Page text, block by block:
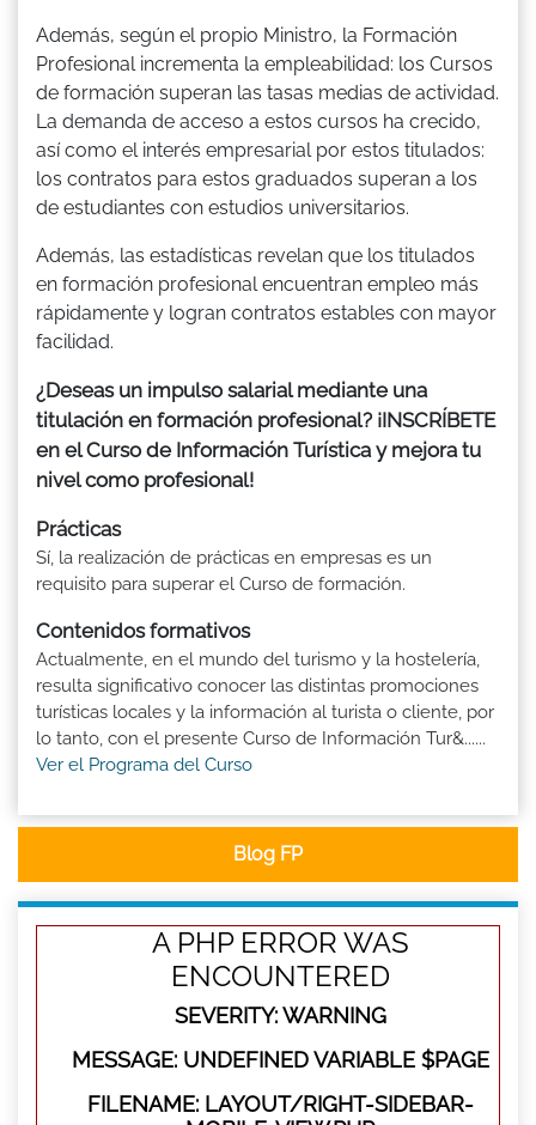
Además, según el propio Ministro, la Formación
Profesional incrementa la empleabilidad: los Cursos
de formación superan las tasas medias de actividad.
La demanda de acceso a estos cursos ha crecido,
así como el interés empresarial por estos titulados:
los contratos para estos graduados superan a los
de estudiantes con estudios universitarios.
Además, las estadísticas revelan que los titulados
en formación profesional encuentran empleo más
rápidamente y logran contratos estables con mayor
facilidad.
¿Deseas un impulso salarial mediante una
titulación en formación profesional? ¡INSCRÍBETE
en el Curso de Información Turística y mejora tu
nivel como profesional!
Prácticas
Sí, la realización de prácticas en empresas es un
requisito para superar el Curso de formación.
Contenidos formativos
Actualmente, en el mundo del turismo y la hostelería,
resulta significativo conocer las distintas promociones
turísticas locales y la información al turista o cliente, por
lo tanto, con el presente Curso de Información Tur&......
Ver el Programa del Curso
Blog FP
A PHP ERROR WAS
ENCOUNTERED
SEVERITY: WARNING
MESSAGE: UNDEFINED VARIABLE $PAGE
FILENAME: LAYOUT/RIGHT-SIDEBAR-